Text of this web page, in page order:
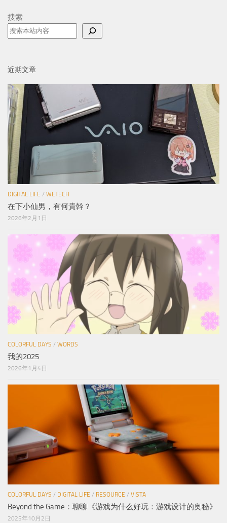
搜索
近期文章
DIGITAL LIFE / WETECH
在下小仙男，有何貴幹？
2026年2月1日
COLORFUL DAYS / WORDS
我的2025
2026年1月4日
COLORFUL DAYS / DIGITAL LIFE / RESOURCE / VISTA
Beyond the Game：聊聊《游戏为什么好玩：游戏设计的奥秘》
2025年10月2日